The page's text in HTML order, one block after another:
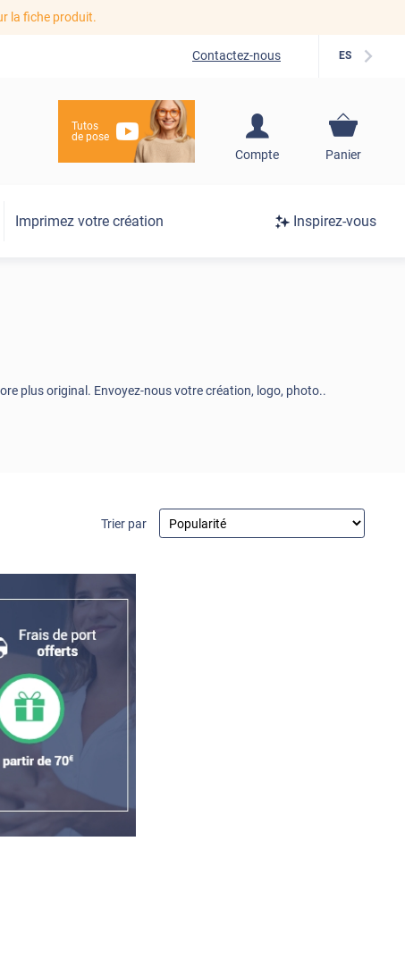
la fiche produit.
Contactez-nous ES
Tutos
de pose
Compte
S'inscrire / Se
Panier
Imprimez votre création Inspirez-vous
plus original. Envoyez-nous votre création, logo, photo..
Trier par